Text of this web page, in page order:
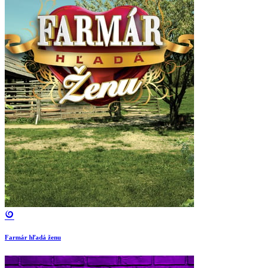
Farmár hľadá ženu